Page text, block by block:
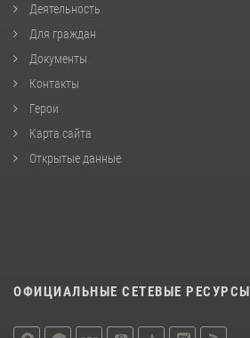
Деятельность
Для граждан
Документы
Контакты
Герои
Карта сайта
Открытые данные
ОФИЦИАЛЬНЫЕ СЕТЕВЫЕ РЕСУРСЫ